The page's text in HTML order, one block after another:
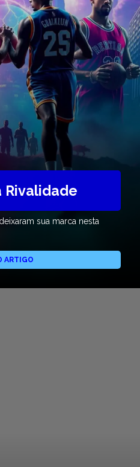
Rivalidade
sua marca nesta
ARTIGO